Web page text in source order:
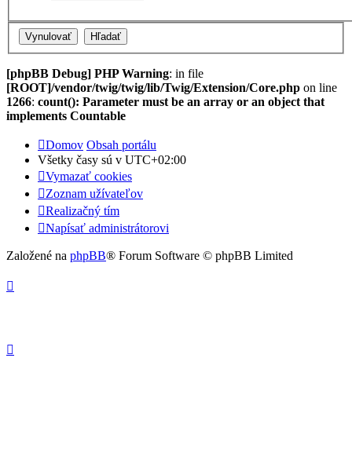
[phpBB Debug] PHP Warning: in file
[ROOT]/vendor/twig/twig/lib/Twig/Extension/Core.php on line
1266: count(): Parameter must be an array or an object that
implements Countable
Domov Obsah portálu
Všetky časy sú v UTC+02:00
Vymazať cookies
Zoznam užívateľov
Realizačný tím
Napísať administrátorovi
Založené na phpBB® Forum Software © phpBB Limited